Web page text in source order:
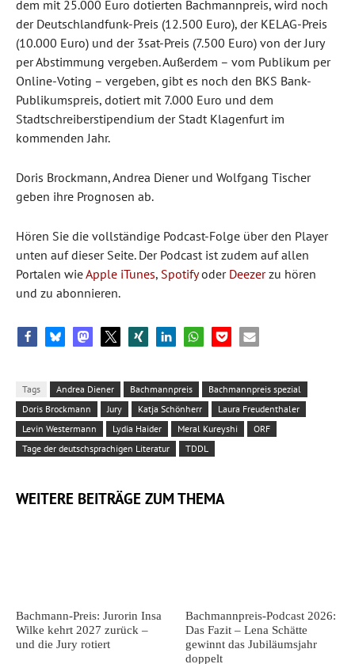
dem mit 25.000 Euro dotierten Bachmannpreis, wird noch
der Deutschlandfunk-Preis (12.500 Euro), der KELAG-Preis
(10.000 Euro) und der 3sat-Preis (7.500 Euro) von der Jury
per Abstimmung vergeben. Außerdem – vom Publikum per
Online-Voting – vergeben, gibt es noch den BKS Bank-
Publikumspreis, dotiert mit 7.000 Euro und dem
Stadtschreiberstipendium der Stadt Klagenfurt im
kommenden Jahr.
Doris Brockmann, Andrea Diener und Wolfgang Tischer
geben ihre Prognosen ab.
Hören Sie die vollständige Podcast-Folge über den Player
unten auf dieser Seite. Der Podcast ist zudem auf allen
Portalen wieApple iTunes, Spotifyoder Deezerzu hören
und zu abonnieren.
Tags Andrea Diener Bachmannpreis
Bachmannpreis spezial
Doris Brockmann
Jury Katja Schönherr
Laura Freudenthaler
Levin Westermann
Lydia Haider Meral Kureyshi
ORF
Tage der deutschsprachigen Literatur
TDDL
WEITERE BEITRÄGE ZUM THEMA
Bachmann-Preis: Jurorin Insa
Wilke kehrt 2027 zurück –
und die Jury rotiert
Bachmannpreis-Podcast 2026:
Das Fazit – Lena Schätte
gewinnt das Jubiläumsjahr
doppelt